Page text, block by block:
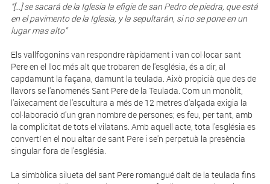
“[...] se sacará de la Iglesia la efigie de san Pedro de piedra, que está
en el pavimento de la Iglesia, y la sepultarán, si no se pone en un
lugar mas alto”
Els vallfogonins van respondre ràpidament i van col·locar sant
Pere en el lloc més alt que trobaren de l'església, és a dir, al
capdamunt la façana, damunt la teulada. Això propicià que des de
llavors se l'anomenés Sant Pere de la Teulada. Com un monòlit,
l'aixecament de l'escultura a més de 12 metres d'alçada exigia la
col·laboració d'un gran nombre de persones; es feu, per tant, amb
la complicitat de tots el vilatans. Amb aquell acte, tota l'església es
convertí en el nou altar de sant Pere i se'n perpetuà la presència
singular fora de l'església.
La simbòlica silueta del sant Pere romangué dalt de la teulada fins